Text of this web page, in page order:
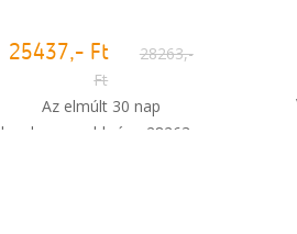
25437,- Ft
28263,-
Ft
Az elmúlt 30 nap
legalacsonyabb ára: 28263,-